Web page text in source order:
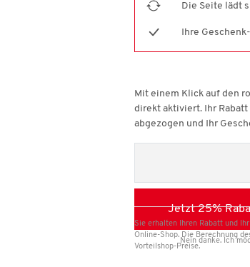
blau (1)
schwarz (2)
Die Seite lädt
Ihre
Mit einem Klick auf den
direkt aktiviert. Ihr
abgezogen und Ihr
Jetzt 25%
Nein danke. Ich